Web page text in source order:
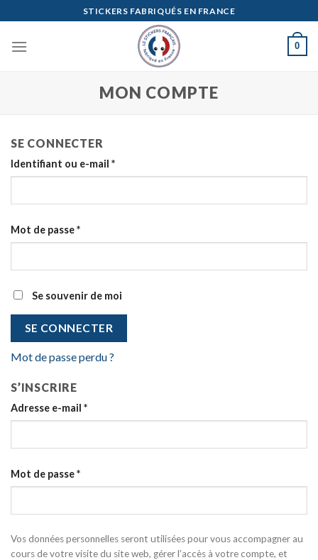
to
content
STICKERS FABRIQUÉS EN FRANCE
0
MON COMPTE
SE CONNECTER
Identifiant ou e-mail *
Mot de passe*
Se souvenir de moi
SE CONNECTER
Mot de passe perdu ?
S’INSCRIRE
Adresse e-mail *
Mot de passe*
Vos données personnelles seront utilisées pour vous accompagner au
cours de votre visite du site web, gérer l’accès à votre compte, et